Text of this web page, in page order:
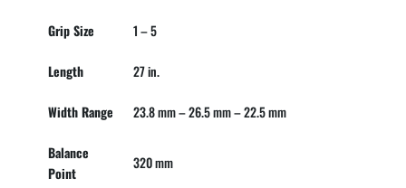
Grip Size 1 – 5
Length 27 in.
Width Range 23.8 mm – 26.5 mm – 22.5 mm
Balance
Point
320 mm